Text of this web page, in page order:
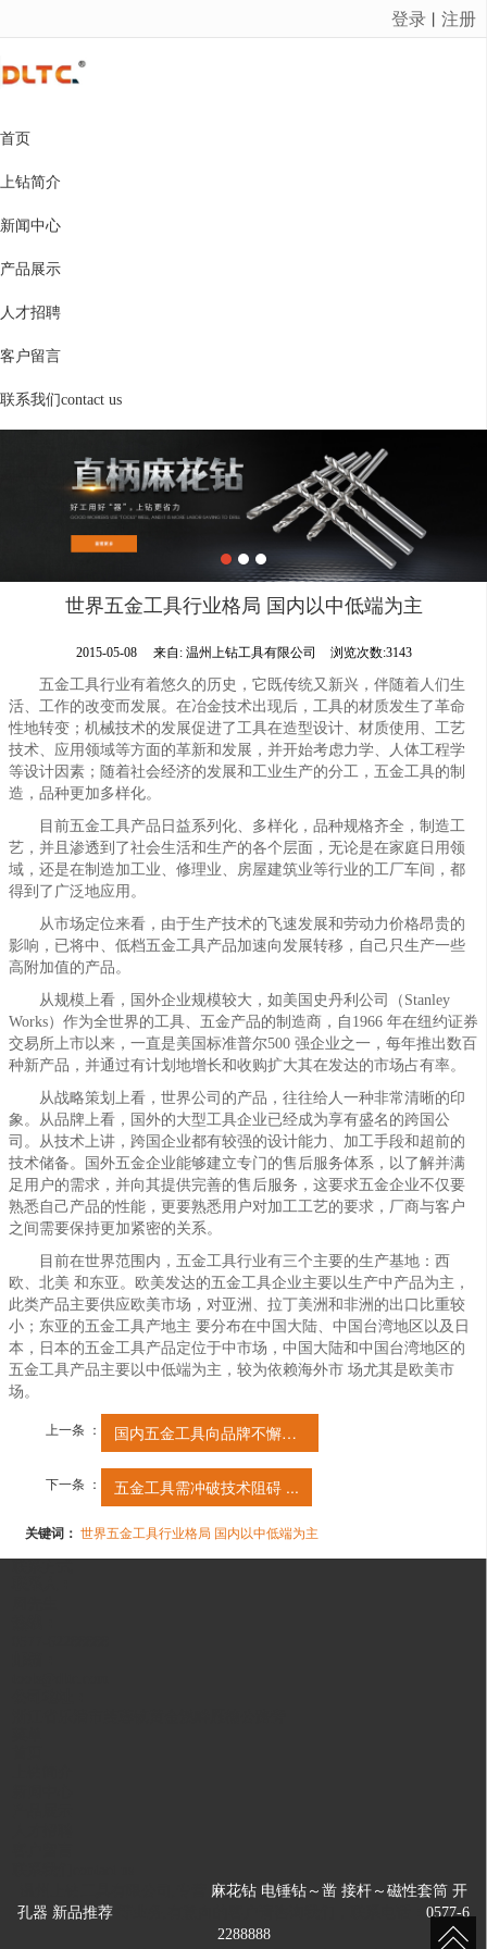
很遗憾，因您的浏览器版本过低导致无法获得最佳浏览体验，推荐下载安装谷歌浏览器！
登录 丨 注册
首页
上钻简介
新闻中心
产品展示
人才招聘
客户留言
联系我们contact us
世界五金工具行业格局 国内以中低端为主
2015-05-08 来自: 温州上钻工具有限公司 浏览次数:3143
五金工具行业有着悠久的历史，它既传统又新兴，伴随着人们生
活、工作的改变而发展。在冶金技术出现后，工具的材质发生了革命
性地转变；机械技术的发展促进了工具在造型设计、材质使用、工艺
技术、应用领域等方面的革新和发展，并开始考虑力学、人体工程学
等设计因素；随着社会经济的发展和工业生产的分工，五金工具的制
造，品种更加多样化。
目前五金工具产品日益系列化、多样化，品种规格齐全，制造工
艺，并且渗透到了社会生活和生产的各个层面，无论是在家庭日用领
域，还是在制造加工业、修理业、房屋建筑业等行业的工厂车间，都
得到了广泛地应用。
从市场定位来看，由于生产技术的飞速发展和劳动力价格昂贵的
影响，已将中、低档五金工具产品加速向发展转移，自己只生产一些
高附加值的产品。
从规模上看，国外企业规模较大，如美国史丹利公司（Stanley
Works）作为全世界的工具、五金产品的制造商，自1966 年在纽约证券
交易所上市以来，一直是美国标准普尔500 强企业之一，每年推出数百
种新产品，并通过有计划地增长和收购扩大其在发达的市场占有率。
从战略策划上看，世界公司的产品，往往给人一种非常清晰的印
象。从品牌上看，国外的大型工具企业已经成为享有盛名的跨国公
司。从技术上讲，跨国企业都有较强的设计能力、加工手段和超前的
技术储备。国外五金企业能够建立专门的售后服务体系，以了解并满
足用户的需求，并向其提供完善的售后服务，这要求五金企业不仅要
熟悉自己产品的性能，更要熟悉用户对加工工艺的要求，厂商与客户
之间需要保持更加紧密的关系。
目前在世界范围内，五金工具行业有三个主要的生产基地：西
欧、北美 和东亚。欧美发达的五金工具企业主要以生产中产品为主，
此类产品主要供应欧美市场，对亚洲、拉丁美洲和非洲的出口比重较
小；东亚的五金工具产地主 要分布在中国大陆、中国台湾地区以及日
本，日本的五金工具产品定位于中市场，中国大陆和中国台湾地区的
五金工具产品主要以中低端为主，较为依赖海外市 场尤其是欧美市
场。
上一条 ： 国内五金工具向品牌不懈努力
下一条 ： 五金工具需冲破技术阻碍 ...
关键词： 世界五金工具行业格局 国内以中低端为主
麻花钻 电锤钻～凿 接杆～磁性套筒 开
孔器 新品推荐
0577-6
2288888